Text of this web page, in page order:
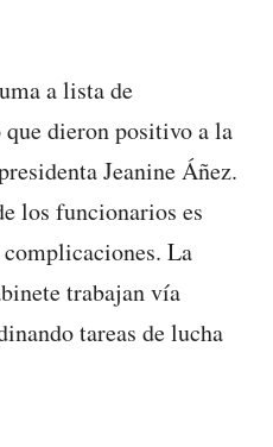
a lista de
dieron positivo a la
Jeanine Áñez.
los funcionarios es
La
trabajan vía
tareas de lucha